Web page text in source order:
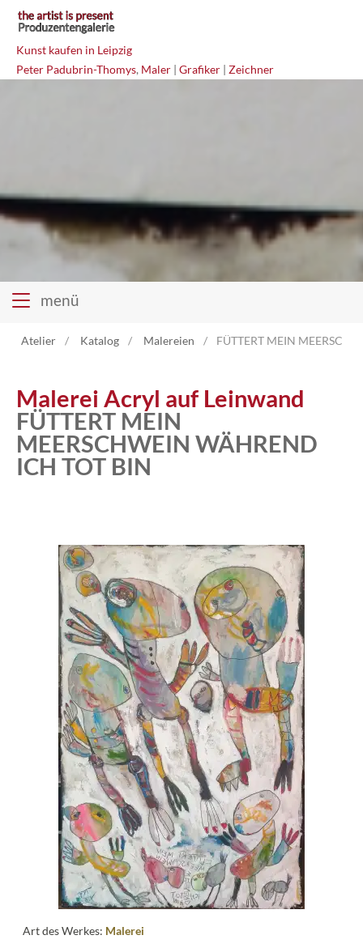
Kunst kaufen in Leipzig
Peter Padubrin-Thomys, Maler | Grafiker | Zeichner
menü
Atelier
Katalog
News
Kontakt
Atelier Katalog Malereien FÜTTERT MEIN
Malerei Acryl auf Leinwand
FÜTTERT MEIN
MEERSCHWEIN WÄHREND
ICH TOT BIN
Art des Werkes: Malerei